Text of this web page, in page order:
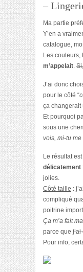
–
Ma partie
Y’en a
catalogue,
Les couleurs,
m’appelait.
J’ai donc
pour le côté “
ça changerait
Et pourquoi
sous une
vois, mi-tu
Le résultat
délicatement
jolies.
Côté taille :
compliqué
poitrine
Ça m’a fait
parce que
Pour info,